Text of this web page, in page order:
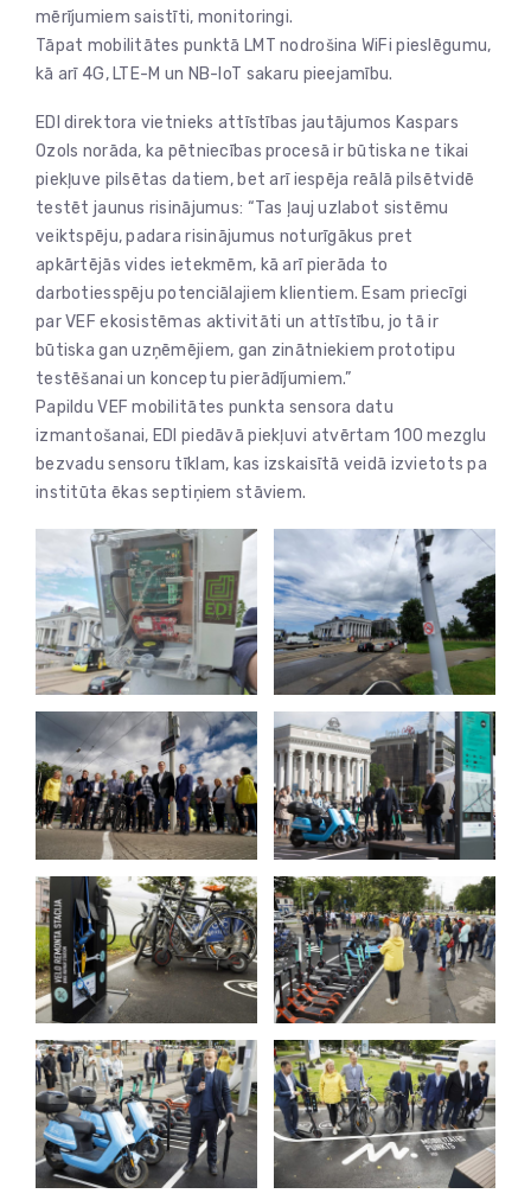
mērījumiem saistīti, monitoringi.
Tāpat mobilitātes punktā LMT nodrošina WiFi pieslēgumu,
kā arī 4G, LTE-M un NB-IoT sakaru pieejamību.
EDI direktora vietnieks attīstības jautājumos Kaspars
Ozols norāda, ka pētniecības procesā ir būtiska ne tikai
piekļuve pilsētas datiem, bet arī iespēja reālā pilsētvidē
testēt jaunus risinājumus: “Tas ļauj uzlabot sistēmu
veiktspēju, padara risinājumus noturīgākus pret
apkārtējās vides ietekmēm, kā arī pierāda to
darbotiesspēju potenciālajiem klientiem. Esam priecīgi
par VEF ekosistēmas aktivitāti un attīstību, jo tā ir
būtiska gan uzņēmējiem, gan zinātniekiem prototipu
testēšanai un konceptu pierādījumiem.”
Papildu VEF mobilitātes punkta sensora datu
izmantošanai, EDI piedāvā piekļuvi atvērtam 100 mezglu
bezvadu sensoru tīklam, kas izskaisītā veidā izvietots pa
institūta ēkas septiņiem stāviem.